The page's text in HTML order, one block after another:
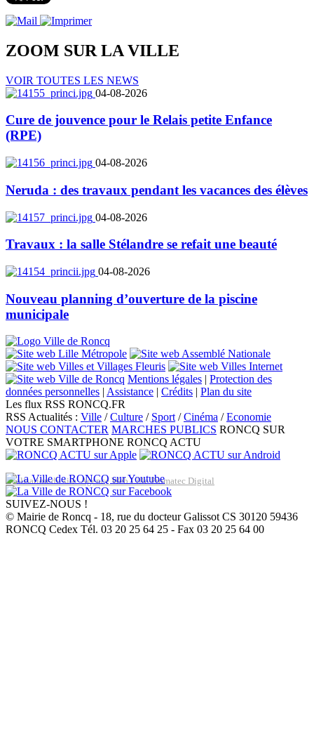
ZOOM SUR LA VILLE
VOIR TOUTES LES NEWS
04-08-2026
Cure de jouvence pour le Relais petite Enfance
(RPE)
04-08-2026
Neruda : des travaux pendant les vacances des élèves
04-08-2026
Travaux : la salle Stélandre se refait une beauté
04-08-2026
Nouveau planning d’ouverture de la piscine
municipale
Mentions légales | Protection des
données personnelles | Assistance | Crédits | Plan du site
Les flux RSS RONCQ.FR
RSS Actualités : Ville /Culture / Sport/Cinéma /Economie
NOUS CONTACTER MARCHES PUBLICS RONCQ SUR
VOTRE SMARTPHONE RONCQ ACTU
Réalisation du site: Agence Web Lille Promatec Digital
SUIVEZ-NOUS !
© Mairie de Roncq - 18, rue du docteur Galissot CS 30120 59436
RONCQ Cedex Tél. 03 20 25 64 25 - Fax 03 20 25 64 00